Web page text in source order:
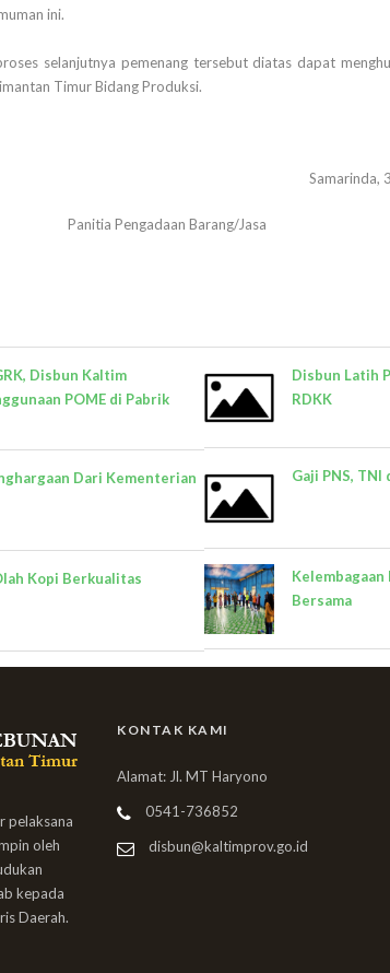
ini.
selanjutnya pemenang tersebut diatas dapat
Timur Bidang Produksi.
Samarinda,
Panitia Pengadaan Barang/Jasa
Disbun Kaltim
POME di Pabrik
Dari Kementerian
Kopi Berkualitas
Disbun Latih
RDKK
Gaji PNS,
Bersama
pelaksana
oleh
kepada
Daerah.
KONTAK KAMI
Alamat: Jl. MT Haryono
0541-736852
disbun@kaltimprov.go.id